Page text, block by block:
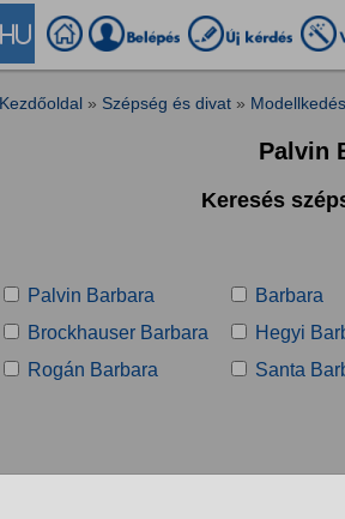
Kezdőoldal » Szépség és divat » Modellkedés
Palvin
Keresés
Palvin Barbara Barbara
Brockhauser Barbara
Hegyi
Rogán Barbara
Santa